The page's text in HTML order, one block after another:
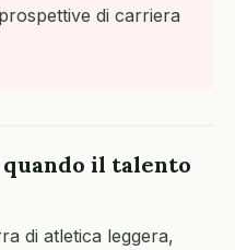
di carriera
il talento
di atletica leggera,